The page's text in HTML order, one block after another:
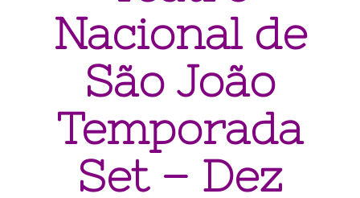
Nacional de
São João
Temporada
Set – Dez